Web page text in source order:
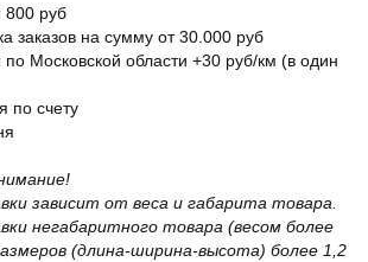
800 руб
заказов на сумму от 30.000 руб
по Московской области +30 руб/км (в один
по счету
зависит от веса и габарита товара.
негабаритного товара (весом более
(длина-ширина-высота) более 1,2